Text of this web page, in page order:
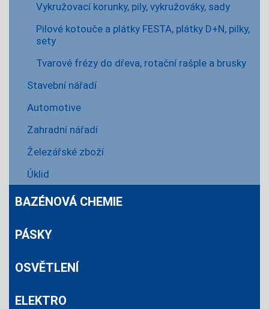
Vykružovací korunky, pily, vykružováky, sady
Pilové kotouče a plátky FESTA, plátky D+N, pilky,
sety
Tvarové frézy do dřeva, rotační rašple a brusky
Stavební nářadí
Automotive
Zahradní nářadí
Železářské zboží
Úklid
BAZÉNOVÁ CHEMIE
PÁSKY
OSVĚTLENÍ
ELEKTRO